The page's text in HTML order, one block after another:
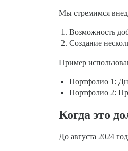
Мы стремимся
Возможность
Создание
Пример
Портфолио 1:
Портфолио 2:
Когда это
До августа 2024